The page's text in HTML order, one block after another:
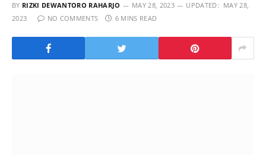
BY RIZKI DEWANTORO RAHARJO MAY 28, 2023 UPDATED: MAY 28,
2023
NO COMMENTS 6 MINS READ